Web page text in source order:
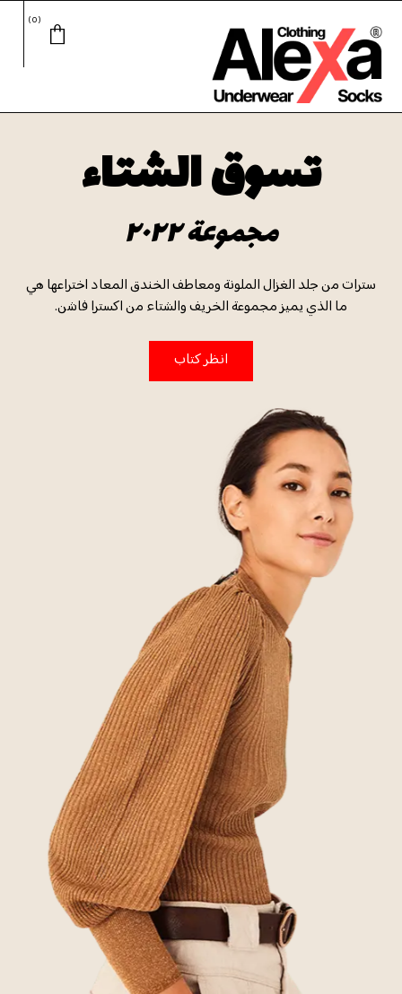
0
تسوق الشتاء
مجموعة ٢٠٢٢
سترات من جلد الغزال الملونة ومعاطف الخندق المعاد اختراعها هي
ما الذي يميز مجموعة الخريف والشتاء من اكسترا فاشن.
انظر كتاب